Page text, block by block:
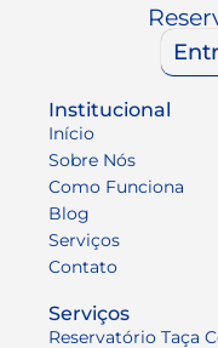
Institucional
Início
Sobre Nós
Como Funciona
Blog
Serviços
Contato
Serviços
Reservatório Taça